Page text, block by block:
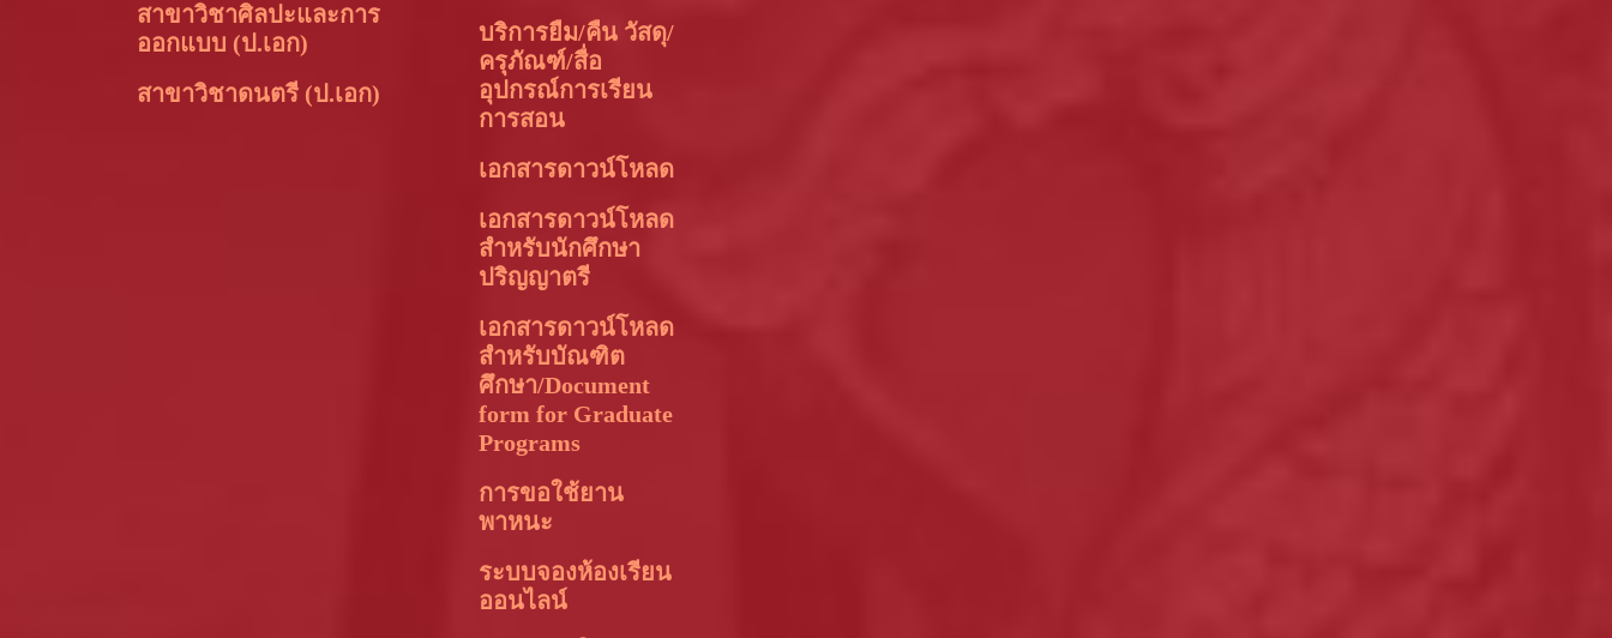
สาขาวิชาศิลปะและการ
ออกแบบ (ป.เอก)
สาขาวิชาดนตรี (ป.เอก)
บริการยืม/คืน วัสดุ/
ครุภัณฑ์/สื่อ
อุปกรณ์การเรียน
การสอน
เอกสารดาวน์โหลด
เอกสารดาวน์โหลด
สำหรับนักศึกษา
ปริญญาตรี
เอกสารดาวน์โหลด
สำหรับบัณฑิต
ศึกษา/Document
form for Graduate
Programs
การขอใช้ยาน
พาหนะ
ระบบจองห้องเรียน
ออนไลน์